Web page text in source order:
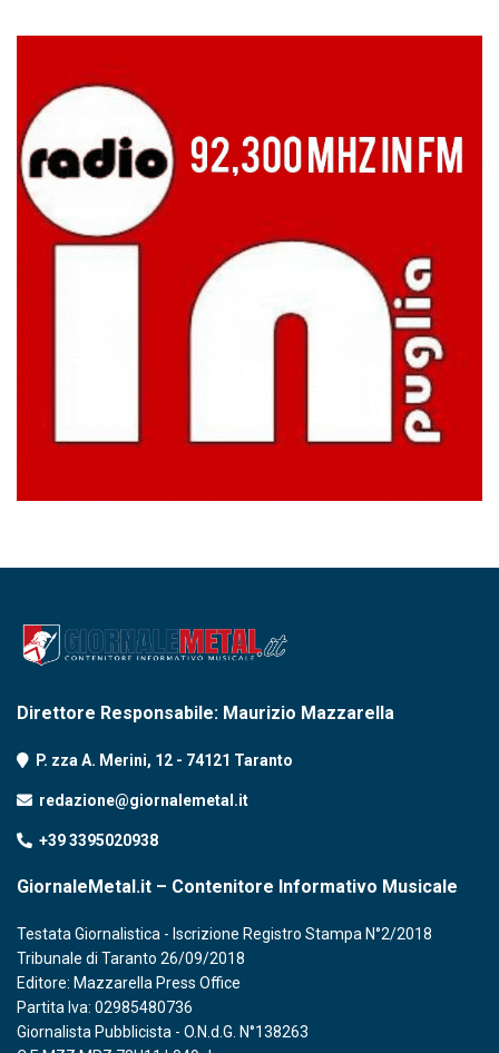
Direttore Responsabile: Maurizio Mazzarella
P. zza A. Merini, 12 - 74121 Taranto
redazione@giornalemetal.it
+39 3395020938
GiornaleMetal.it – Contenitore Informativo Musicale
Testata Giornalistica - Iscrizione Registro Stampa N°2/2018
Tribunale di Taranto 26/09/2018
Editore: Mazzarella Press Office
Partita Iva: 02985480736
Giornalista Pubblicista - O.N.d.G. N°138263